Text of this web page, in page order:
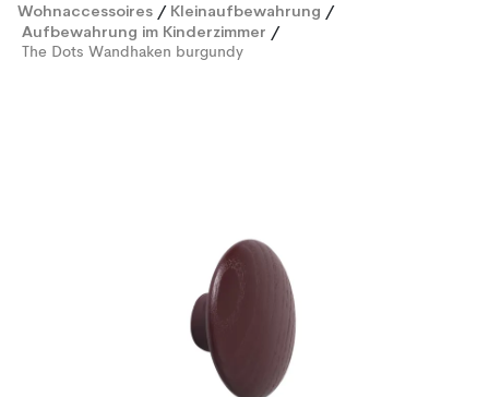
Wohnaccessoires / Kleinaufbewahrung /
Aufbewahrung im Kinderzimmer /
The Dots Wandhaken burgundy